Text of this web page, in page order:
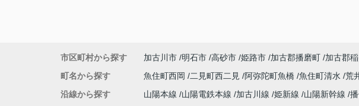
市区町村から探す 加古川市 明石市 高砂市 姫路市 加古郡播磨町 加古郡
町名から探す
魚住町西岡 二見町西二見 阿弥陀町魚橋 魚住町清水 荒
沿線から探す
山陽本線 山陽電鉄本線 加古川線 姫新線 山陽新幹線